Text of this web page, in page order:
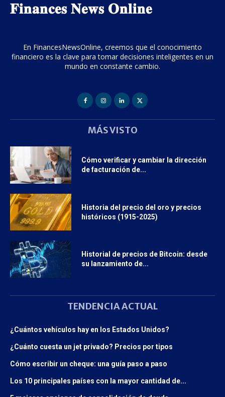
𝐅𝐢𝐧𝐚𝐧𝐜𝐞𝐬 𝐍𝐞𝐰𝐬 𝐎𝐧𝐥𝐢𝐧𝐞
En FinancesNewsOnline, creemos que el conocimiento
financiero es la clave para tomar decisiones inteligentes en un
mundo en constante cambio.
MÁS VISTO
Cómo verificar y cambiar la dirección
de facturación de...
Historia del precio del oro y precios
históricos (1915-2025)
Historial de precios de Bitcoin: desde
su lanzamiento de...
TENDENCIA ACTUAL
¿Cuántos vehículos hay en los Estados Unidos?
¿Cuánto cuesta un jet privado? Precios por tipos
Cómo escribir un cheque: una guía paso a paso
Los 10 principales países con la mayor cantidad de...